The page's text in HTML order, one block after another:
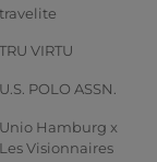
travelite
TRU VIRTU
U.S. POLO ASSN.
Unio Hamburg x
Les Visionnaires